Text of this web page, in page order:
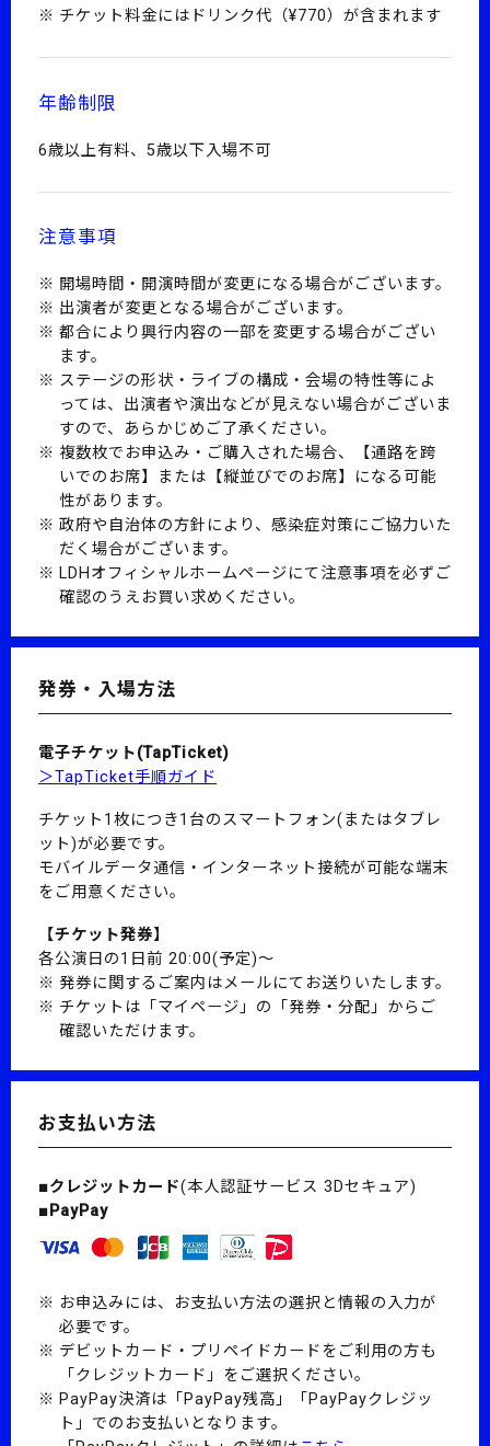
チケット料金にはドリンク代（¥770）が含まれます
年齢制限
6歳以上有料、5歳以下入場不可
注意事項
開場時間・開演時間が変更になる場合がございます。
出演者が変更となる場合がございます。
都合により興行内容の一部を変更する場合がござい
ます。
ステージの形状・ライブの構成・会場の特性等によ
っては、出演者や演出などが見えない場合がございま
すので、あらかじめご了承ください。
複数枚でお申込み・ご購入された場合、【通路を跨
いでのお席】または【縦並びでのお席】になる可能
性があります。
政府や自治体の方針により、感染症対策にご協力いた
だく場合がございます。
LDHオフィシャルホームページにて注意事項を必ずご
確認のうえお買い求めください。
発券・入場方法
電子チケット(TapTicket)
＞TapTicket手順ガイド
チケット1枚につき1台のスマートフォン(またはタブレ
ット)が必要です。
モバイルデータ通信・インターネット接続が可能な端末
をご用意ください。
【チケット発券】
各公演日の1日前 20:00(予定)～
発券に関するご案内はメールにてお送りいたします。
チケットは「マイページ」の「発券・分配」からご
確認いただけます。
お支払い方法
■クレジットカード(本人認証サービス 3Dセキュア)
■PayPay
お申込みには、お支払い方法の選択と情報の入力が
必要です。
デビットカード・プリペイドカードをご利用の方も
「クレジットカード」をご選択ください。
PayPay決済は「PayPay残高」「PayPayクレジッ
ト」でのお支払いとなります。